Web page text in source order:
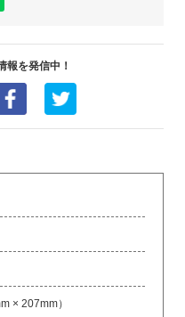
報を発信中！
× 207mm）